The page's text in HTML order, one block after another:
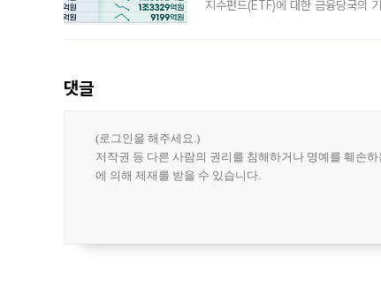
지수펀드(ETF)에 대한 금융당국의
댓글